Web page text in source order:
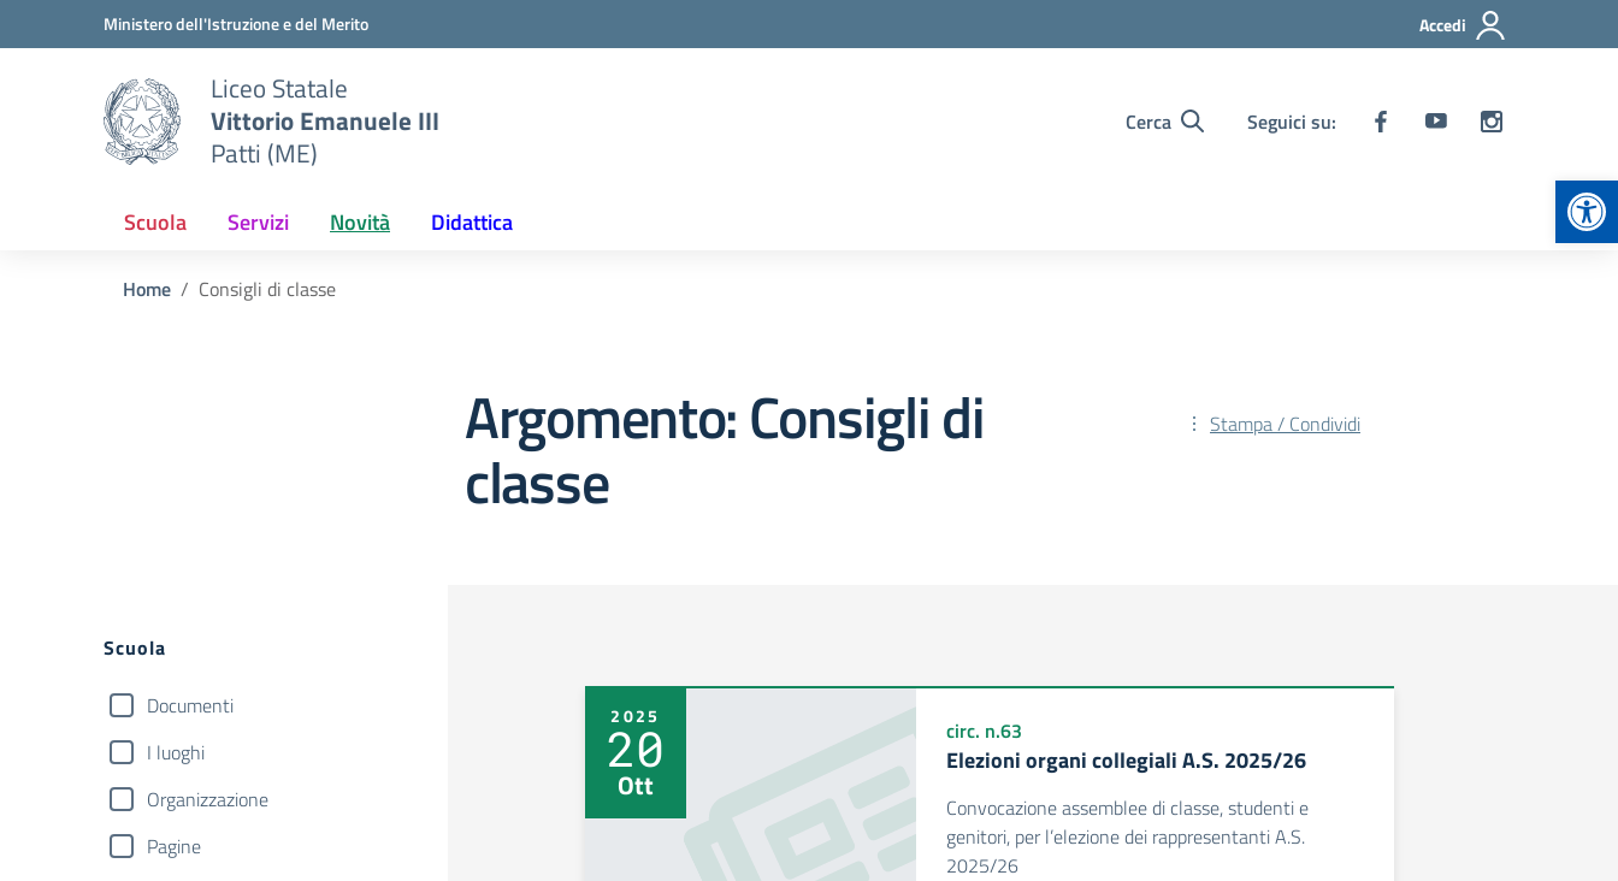
Vai ai contenuti
Vai al menu di navigazioneMinistero dell'Istruzione e del Merito Accedi
Liceo Statale
Vittorio Emanuele III
Patti (ME)
Cerca Seguici su:
Scuola Servizi Novità Didattica
Home Consigli di classe
Argomento: Consigli di
classe
Stampa / Condividi
Filtri
Scuola
Documenti
I luoghi
Organizzazione
Pagine
2025
20
Ott
circ. n.63
Elezioni organi collegiali A.S. 2025/26
Convocazione assemblee di classe, studenti e
genitori, per l’elezione dei rappresentanti A.S.
2025/26